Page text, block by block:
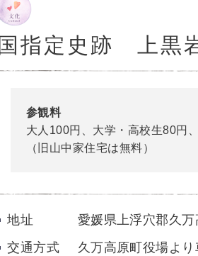
国指定史跡 上黒
参観料
大人100円、大学・高校生80円
（旧山中家住宅は無料）
地址 愛媛県上浮穴郡久
交通方式
久万高原町役場よ